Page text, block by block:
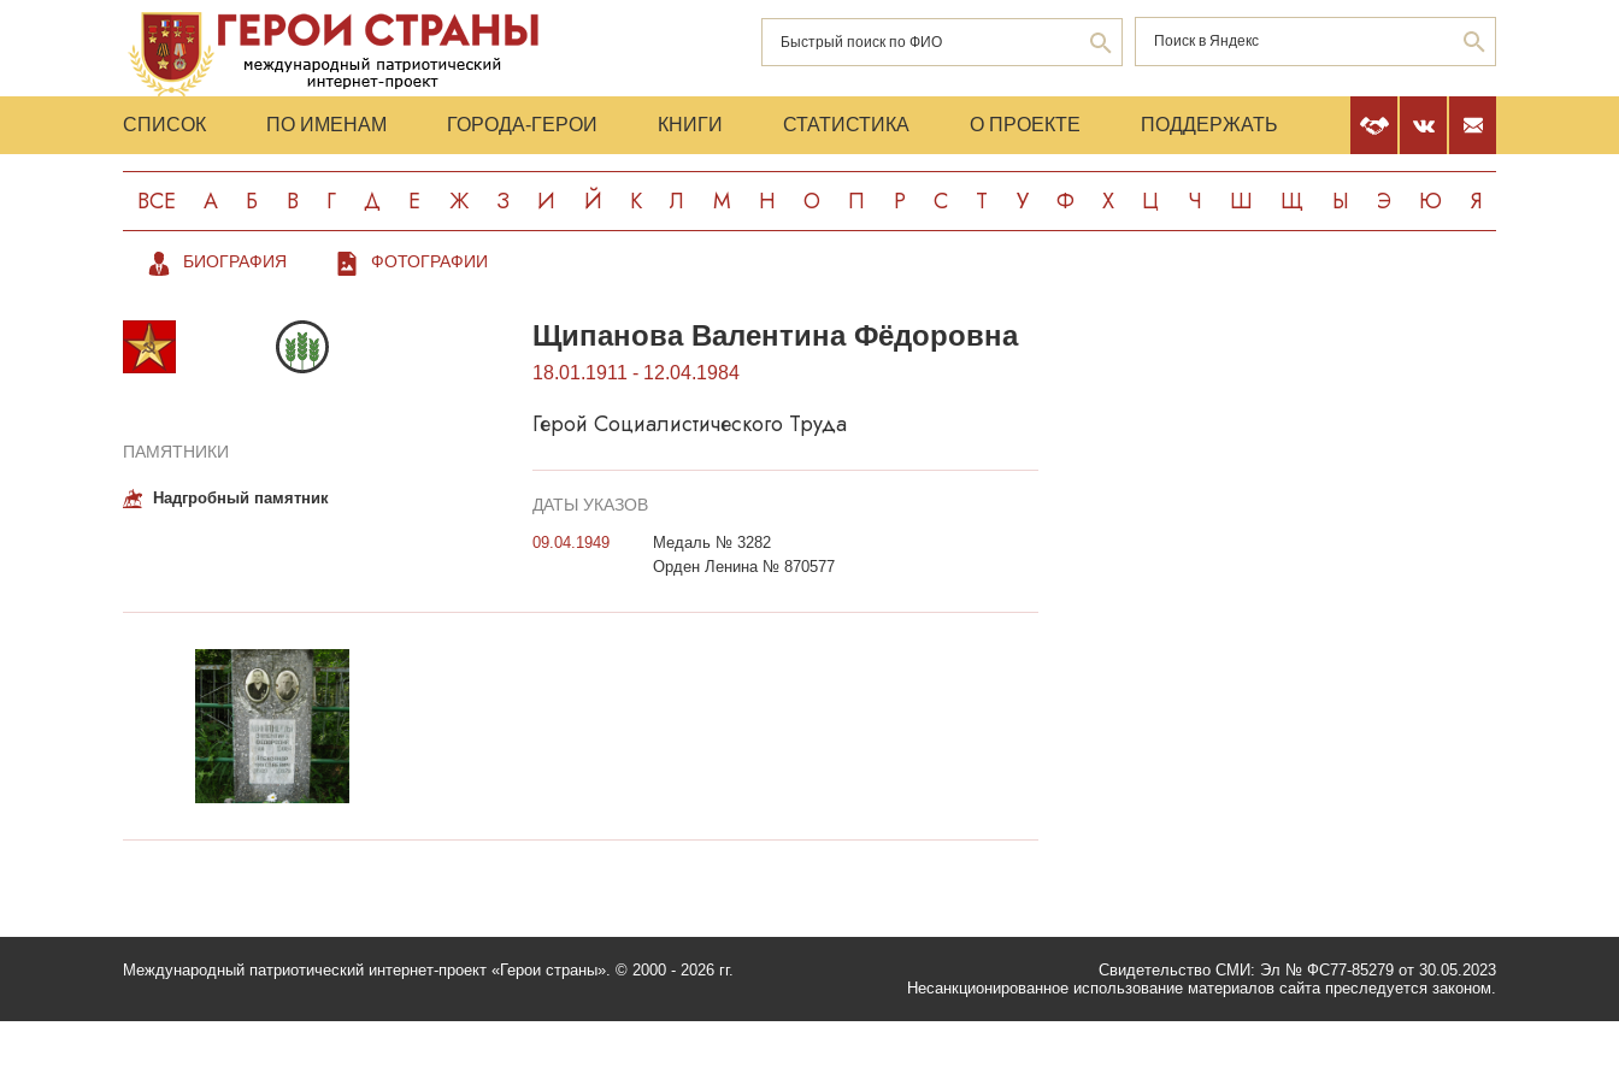
СПИСОК ПО ИМЕНАМ ГОРОДА-ГЕРОИ КНИГИ СТАТИСТИКА О ПРОЕКТЕ ПОДДЕРЖАТЬ
ВСЕ А Б В Г Д Е Ж З И Й К Л М Н О П Р С Т У Ф Х Ц Ч Ш Щ Ы Э Ю Я
БИОГРАФИЯ ФОТОГРАФИИ
ПАМЯТНИКИ
Надгробный памятник
Щипанова Валентина Фёдоровна
18.01.1911 - 12.04.1984
Герой Социалистического Труда
ДАТЫ УКАЗОВ
09.04.1949
Медаль № 3282
Орден Ленина № 870577
Международный патриотический интернет-проект «Герои страны». © 2000 - 2026 гг.
Свидетельство СМИ: Эл № ФС77-85279 от 30.05.2023
Несанкционированное использование материалов сайта преследуется законом.